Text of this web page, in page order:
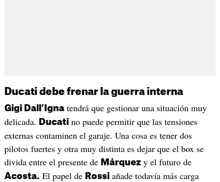
Ducati debe frenar la guerra interna
Gigi Dall’Ignatendrá que gestionar una situación muy
delicada.
Ducatino puede permitir que las tensiones
externas contaminen el garaje. Una cosa es tener dos
pilotos fuertes y otra muy distinta es dejar que el box se
divida entre el presente de Márquezy el futuro de
Acosta. El papel de Rossiañade todavía más carga